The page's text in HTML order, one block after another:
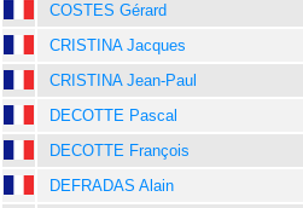
COSTES Gérard
CRISTINA Jacques
CRISTINA Jean-Paul
DECOTTE Pascal
DECOTTE François
DEFRADAS Alain